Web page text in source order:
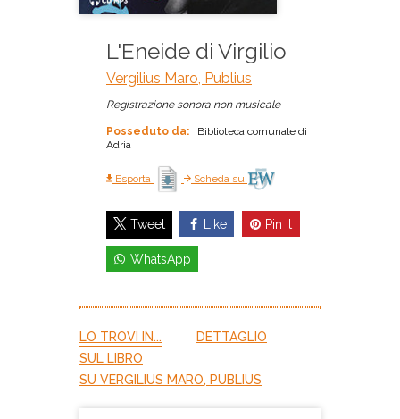
L'Eneide di Virgilio
Vergilius Maro, Publius
Registrazione sonora non musicale
Posseduto da:
Biblioteca comunale di
Adria
Esporta Scheda su
Tweet Like Pin it
WhatsApp
LO TROVI IN...
DETTAGLIO
SUL LIBRO
SU VERGILIUS MARO, PUBLIUS